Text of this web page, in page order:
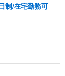
イト)
ェア 肘なし メ
ー付き コンパク
レワーク 在宅
THE S
量子ドット 残
カー)
制/在宅勤務可